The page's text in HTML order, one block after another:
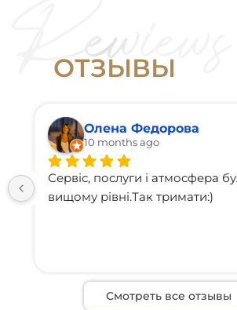
ОТЗЫВЫ
Олена Федорова
10 months ago
Сервіс, послуги і атмосфера
вищому рівні.Так тримати:)
Смотреть все отзывы